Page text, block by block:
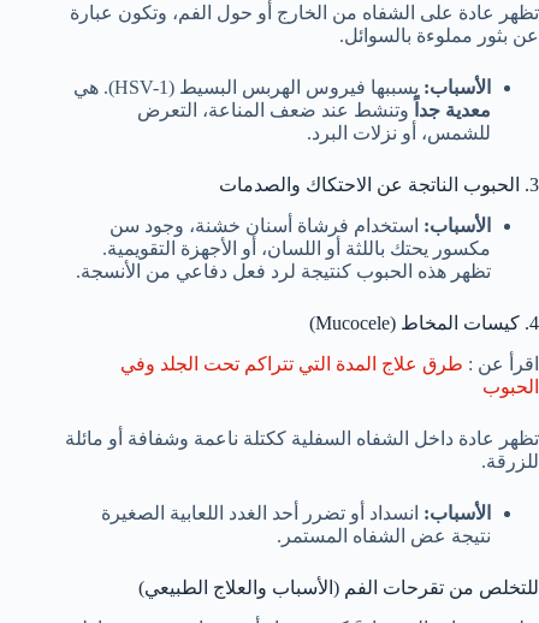
تظهر عادة على الشفاه من الخارج أو حول الفم، وتكون عبارة
عن بثور مملوءة بالسوائل.
الأسباب: يسببها فيروس الهربس البسيط (HSV-1). هي
معدية جداً وتنشط عند ضعف المناعة، التعرض
للشمس، أو نزلات البرد.
3. الحبوب الناتجة عن الاحتكاك والصدمات
الأسباب: استخدام فرشاة أسنان خشنة، وجود سن
مكسور يحتك باللثة أو اللسان، أو الأجهزة التقويمية.
تظهر هذه الحبوب كنتيجة لرد فعل دفاعي من الأنسجة.
4. كيسات المخاط (Mucocele)
اقرأ عن : طرق علاج المدة التي تتراكم تحت الجلد وفي
الحبوب
تظهر عادة داخل الشفاه السفلية ككتلة ناعمة وشفافة أو مائلة
للزرقة.
الأسباب: انسداد أو تضرر أحد الغدد اللعابية الصغيرة
نتيجة عض الشفاه المستمر.
للتخلص من تقرحات الفم (الأسباب والعلاج الطبيعي)